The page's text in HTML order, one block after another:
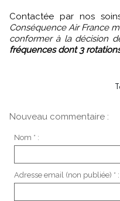
Contactée par nos
Conséquence Air France
conformer à la décision
fréquences dont 3
Nouveau commentaire :
Nom * :
Adresse email (non publiée) * :